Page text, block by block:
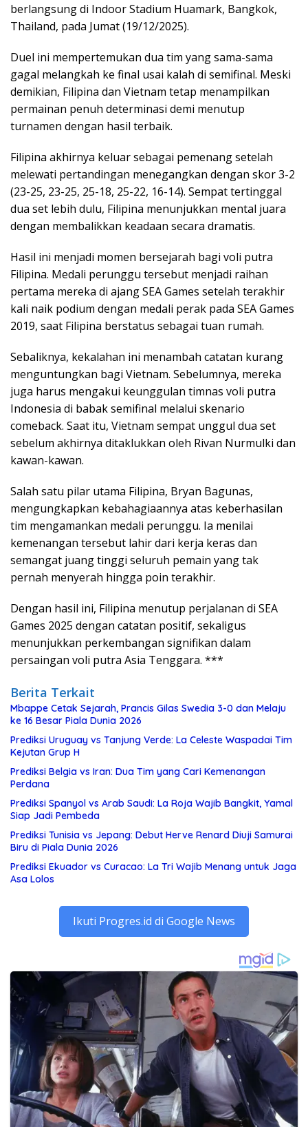
berlangsungdi Indoor Stadium Huamark, Bangkok,
Thailand, pada Jumat(19/12/2025).
Duel ini mempertemukan dua tim yangsama-sama
gagal melangkah ke final usai kalah di semifinal. Meski
demikian, Filipina dan Vietnam tetap menampilkan
permainan penuh determinasi demi menutup
turnamen dengan hasil terbaik.
Filipina akhirnya keluarsebagai pemenangsetelah
melewati pertandingan menegangkan dengan skor3-2
(23-25, 23-25, 25-18, 25-22, 16-14). Sempattertinggal
dua set lebih dulu, Filipina menunjukkan mental juara
dengan membalikkan keadaan secara dramatis.
Hasil ini menjadi momen bersejarah bagi voli putra
Filipina. Medali perunggu tersebut menjadi raihan
pertama mereka di ajangSEA Games setelah terakhir
kali naik podium dengan medali perak pada SEA Games
2019, saat Filipina berstatus sebagai tuan rumah.
Sebaliknya, kekalahan ini menambah catatan kurang
menguntungkan bagi Vietnam. Sebelumnya, mereka
juga harus mengakui keunggulan timnas voli putra
Indonesia di babaksemifinal melalui skenario
comeback. Saat itu, Vietnam sempat unggul dua set
sebelum akhirnya ditaklukkan oleh Rivan Nurmulki dan
kawan-kawan.
Salah satu pilar utama Filipina, Bryan Bagunas,
mengungkapkan kebahagiaannya atas keberhasilan
tim mengamankan medali perunggu. Ia menilai
kemenangan tersebut lahirdari kerja keras dan
semangat juangtinggi seluruh pemain yangtak
pernah menyerah hingga poin terakhir.
Dengan hasil ini, Filipina menutup perjalanan di SEA
Games 2025 dengan catatan positif, sekaligus
menunjukkan perkembangan signifikan dalam
persaingan voli putra Asia Tenggara. ***
Berita Terkait
Mbappe Cetak Sejarah, Prancis Gilas Swedia 3-0 dan Melaju
ke 16 Besar Piala Dunia 2026
Prediksi Uruguay vs Tanjung Verde: La Celeste Waspadai Tim
Kejutan Grup H
Prediksi Belgia vs Iran: Dua Tim yang Cari Kemenangan
Perdana
Prediksi Spanyol vs Arab Saudi: La Roja Wajib Bangkit, Yamal
Siap Jadi Pembeda
Prediksi Tunisia vs Jepang: Debut Herve Renard Diuji Samurai
Biru di Piala Dunia 2026
Prediksi Ekuador vs Curacao: La Tri Wajib Menang untuk Jaga
Asa Lolos
Ikuti Progres.id di Google News